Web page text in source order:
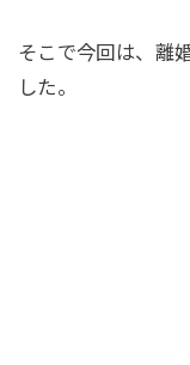
そこで今回は、離
した。